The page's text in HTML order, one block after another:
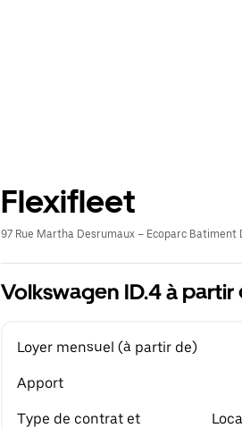
Flexifleet
97 Rue Martha Desrumaux – Ecoparc Batiment
Volkswagen ID.4 à
Loyer mensuel (à partir de)
Apport
Type de contrat et